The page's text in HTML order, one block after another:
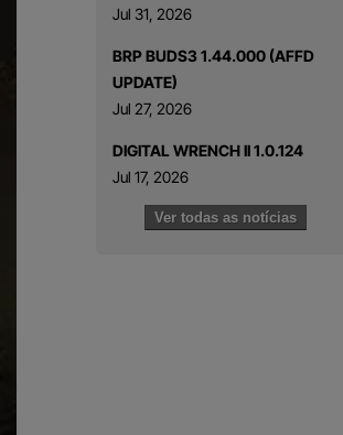
Jul 31, 2026
BRP BUDS3 1.44.000 (AFFD
UPDATE)
Jul 27, 2026
DIGITAL WRENCH II 1.0.124
Jul 17, 2026
Ver todas as notícias